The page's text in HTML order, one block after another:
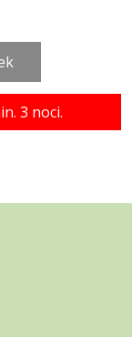
3 noci.